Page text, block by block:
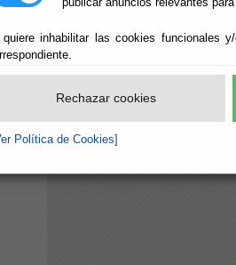
inhabilitar las cookies funcionales
Rechazar cookies
Política de Cookies]